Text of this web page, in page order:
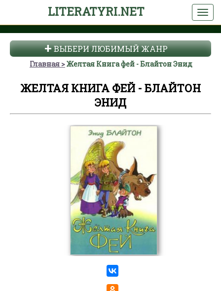
LITERATYRI.NET
ВЫБЕРИ ЛЮБИМЫЙ ЖАНР
Главная Желтая Книга фей - Блайтон Энид
ЖЕЛТАЯ КНИГА ФЕЙ - БЛАЙТОН
ЭНИД